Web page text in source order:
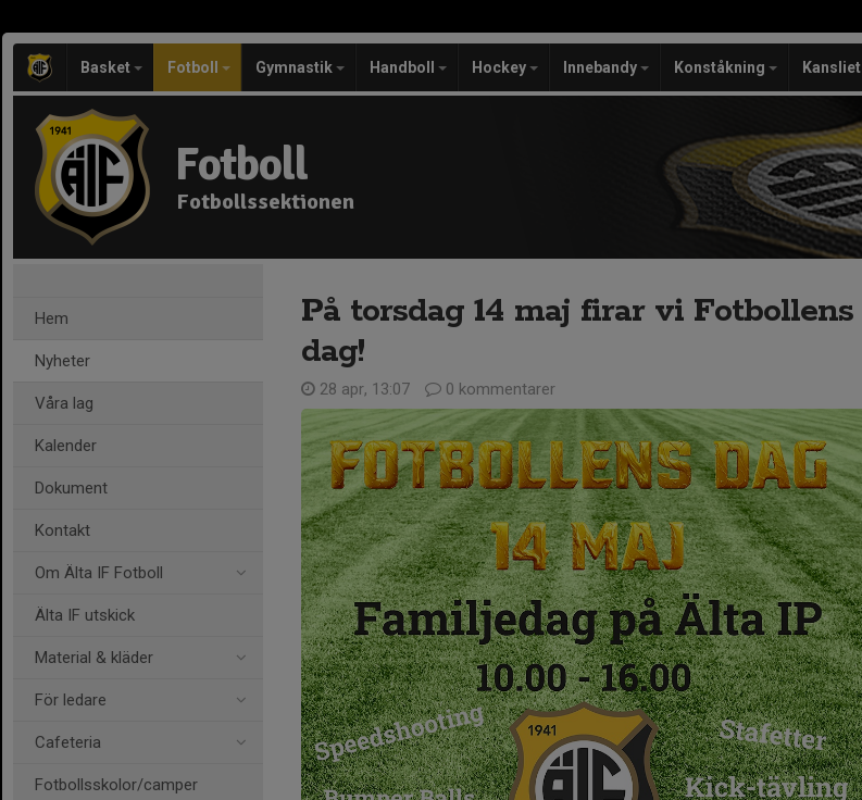
Basket Fotboll Gymnastik Handboll Hockey Innebandy Konståkning Kansliet
Fotboll
Fotbollssektionen
Hem
Nyheter
Våra lag
Kalender
Dokument
Kontakt
Om Älta IF Fotboll
Älta IF utskick
Material & kläder
För ledare
Cafeteria
Fotbollsskolor/camper
På torsdag 14 maj firar vi Fotbollens
dag!
28 apr, 13:07 0 kommentarer